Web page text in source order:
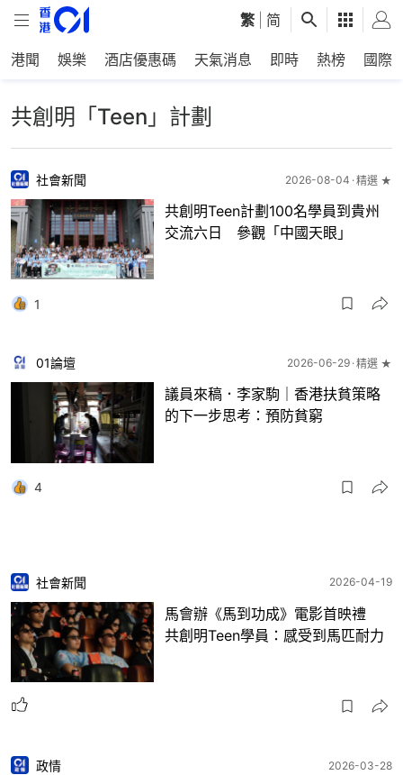
繁 简
港聞 娛樂 酒店優惠碼 天氣消息 即時 熱榜 國際
共創明「Teen」計劃
社會新聞 2026-08-04 精選 ★
共創明Teen計劃100名學員到貴州
交流六日 參觀「中國天眼」
1
01論壇 2026-06-29 精選 ★
議員來稿．李家駒｜香港扶貧策略
的下一步思考：預防貧窮
4
社會新聞 2026-04-19
馬會辦《馬到功成》電影首映禮
共創明Teen學員：感受到馬匹耐力
政情 2026-03-28